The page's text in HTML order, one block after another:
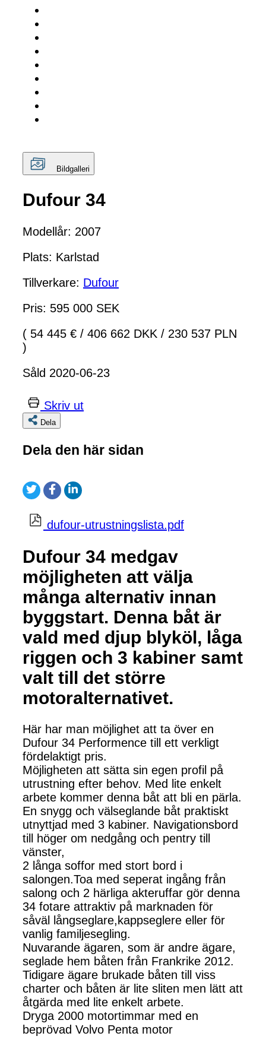
Bildgalleri
Dufour 34
Modellår: 2007
Plats: Karlstad
Tillverkare: Dufour
Pris: 595 000 SEK
( 54 445 € / 406 662 DKK / 230 537 PLN
)
Såld 2020-06-23
Skriv ut
Dela
Dela den här sidan
dufour-utrustningslista.pdf
Dufour 34 medgav
möjligheten att välja
många alternativ innan
byggstart. Denna båt är
vald med djup blyköl, låga
riggen och 3 kabiner samt
valt till det större
motoralternativet.
Här har man möjlighet att ta över en
Dufour 34 Performence till ett verkligt
fördelaktigt pris.
Möjligheten att sätta sin egen profil på
utrustning efter behov. Med lite enkelt
arbete kommer denna båt att bli en pärla.
En snygg och välseglande båt praktiskt
utnyttjad med 3 kabiner. Navigationsbord
till höger om nedgång och pentry till
vänster,
2 långa soffor med stort bord i
salongen.Toa med seperat ingång från
salong och 2 härliga akteruffar gör denna
34 fotare attraktiv på marknaden för
såväl långseglare,kappseglere eller för
vanlig familjesegling.
Nuvarande ägaren, som är andre ägare,
seglade hem båten från Frankrike 2012.
Tidigare ägare brukade båten till viss
charter och båten är lite sliten men lätt att
åtgärda med lite enkelt arbete.
Dryga 2000 motortimmar med en
beprövad Volvo Penta motor